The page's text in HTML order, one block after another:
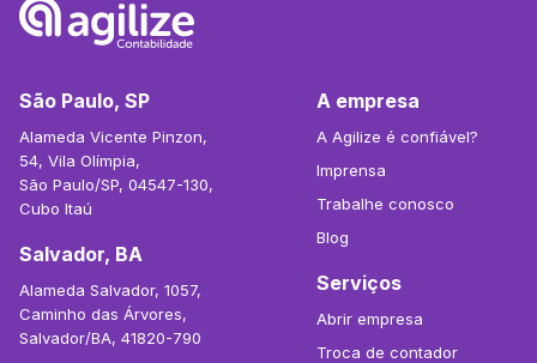
São Paulo, SP
Alameda Vicente Pinzon,
54, Vila Olímpia,
São Paulo/SP, 04547-130,
Cubo Itaú
Salvador, BA
Alameda Salvador, 1057,
Caminho das Árvores,
Salvador/BA, 41820-790
A empresa
A Agilize é confiável?
Imprensa
Trabalhe conosco
Blog
Serviços
Abrir empresa
Troca de contador